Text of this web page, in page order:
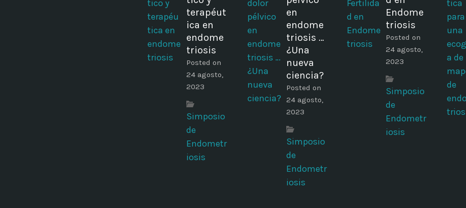
terapéut
ica en
endome
triosis
Posted on
24 agosto,
2023
Simposio
de
Endometr
iosis
en
endome
triosis …
¿Una
nueva
ciencia?
Posted on
24 agosto,
2023
Simposio
de
Endometr
iosis
Endome
triosis
Posted on
24 agosto,
2023
Simposio
de
Endometr
iosis